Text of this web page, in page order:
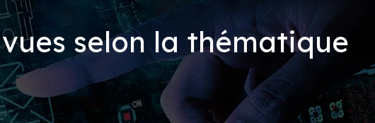
selon la thématique